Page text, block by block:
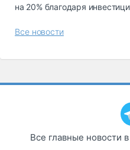
на 20% благодаря
Все новости
Все главные новости